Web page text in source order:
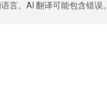
言。AI 翻译可能包含错误。